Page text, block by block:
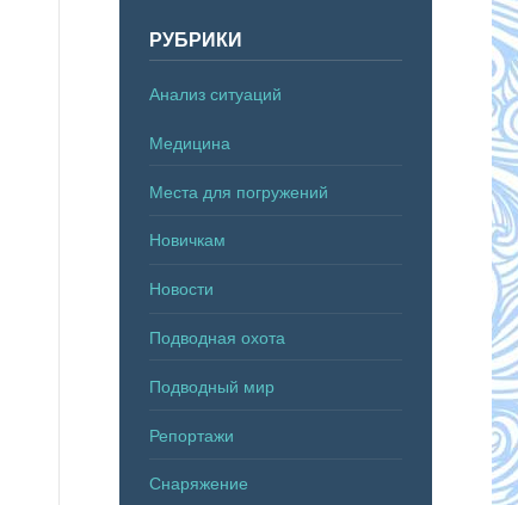
РУБРИКИ
Анализ ситуаций
Медицина
Места для погружений
Новичкам
Новости
Подводная охота
Подводный мир
Репортажи
Снаряжение